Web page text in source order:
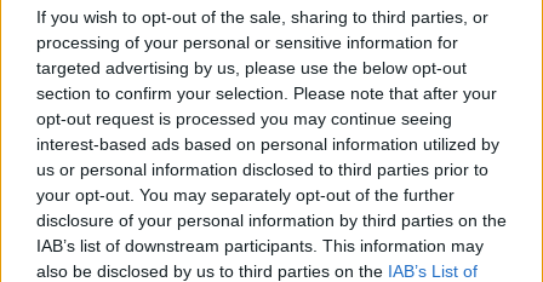
If you wish to opt-out of the sale, sharing to third parties, or
processing of your personal or sensitive information for
targeted advertising by us, please use the below opt-out
section to confirm your selection. Please note that after your
opt-out request is processed you may continue seeing
interest-based ads based on personal information utilized by
us or personal information disclosed to third parties prior to
your opt-out. You may separately opt-out of the further
disclosure of your personal information by third parties on the
IAB’s list of downstream participants. This information may
also be disclosed by us to third parties on the IAB’s List of
ΜΟΥΣΙΚΗ
Η γιορτή της τράτας ζωντάνεψε
ξανά στη Σκάλα Πολιχνίτου
Η αναπαράσταση του παλιού
αλιευτικού εθίμου, οι
παραδοσιακοί χοροί και η μουσική
γέμισαν το λιμάνι το βράδυ της 6ης
Αυγούστου
ΠΡΟΣΦΥΓΕΣ
«Ένα βιβλίο, ένα χαμόγελο» για
τα παιδιά του Κοινωνικού